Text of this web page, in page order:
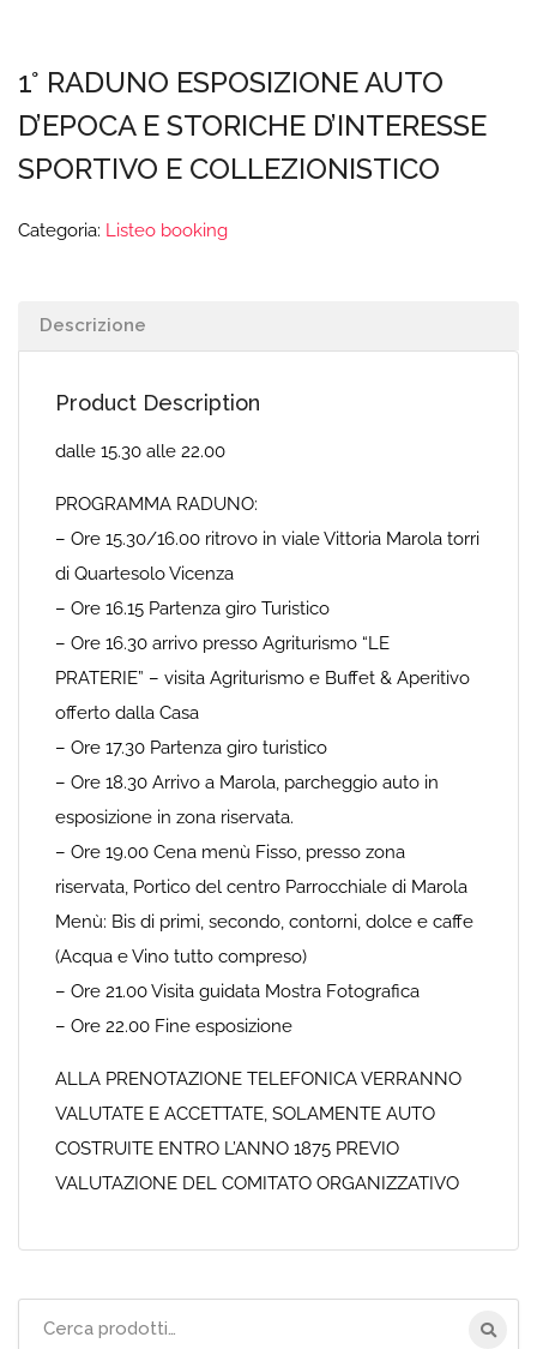
1° RADUNO ESPOSIZIONE AUTO
D’EPOCA E STORICHE D’INTERESSE
SPORTIVO E COLLEZIONISTICO
Categoria: Listeo booking
Descrizione
Product Description
dalle 15.30 alle 22.00
PROGRAMMA RADUNO:
– Ore 15.30/16.00 ritrovo in viale Vittoria Marola torri
di Quartesolo Vicenza
– Ore 16.15 Partenza giro Turistico
– Ore 16.30 arrivo presso Agriturismo “LE
PRATERIE” – visita Agriturismo e Buffet & Aperitivo
offerto dalla Casa
– Ore 17.30 Partenza giro turistico
– Ore 18.30 Arrivo a Marola, parcheggio auto in
esposizione in zona riservata.
– Ore 19.00 Cena menù Fisso, presso zona
riservata, Portico del centro Parrocchiale di Marola
Menù: Bis di primi, secondo, contorni, dolce e caffe
(Acqua e Vino tutto compreso)
– Ore 21.00 Visita guidata Mostra Fotografica
– Ore 22.00 Fine esposizione
ALLA PRENOTAZIONE TELEFONICA VERRANNO
VALUTATE E ACCETTATE, SOLAMENTE AUTO
COSTRUITE ENTRO L’ANNO 1875 PREVIO
VALUTAZIONE DEL COMITATO ORGANIZZATIVO